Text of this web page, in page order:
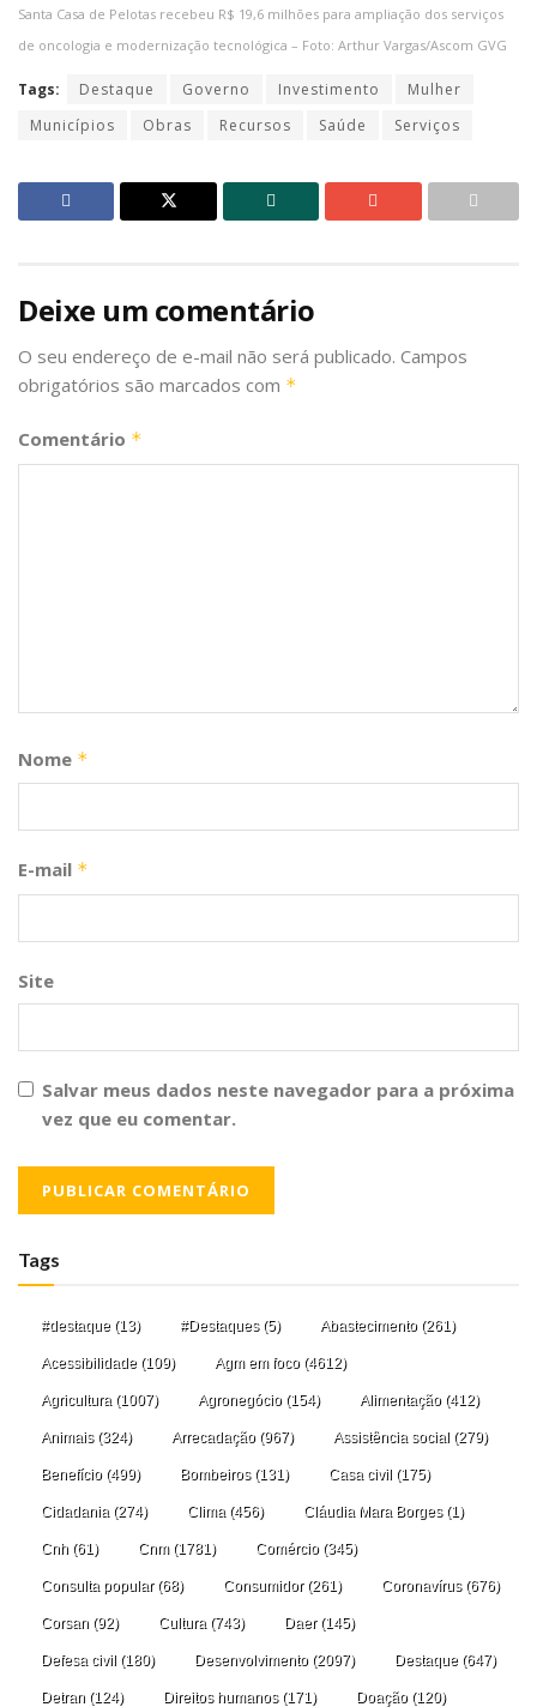
Santa Casa de Pelotas recebeu R$ 19,6 milhões para ampliação dos serviços
de oncologia e modernização tecnológica – Foto: Arthur Vargas/Ascom GVG
Tags: Destaque Governo Investimento
Mulher
Municípios
Obras Recursos Saúde Serviços
Deixe um comentário
O seu endereço de e-mail não será publicado. Campos
obrigatórios são marcados com *
Comentário *
Nome *
E-mail *
Site
Salvar meus dados neste navegador para a próxima
vez que eu comentar.
Tags
#destaque (13) #Destaques(5) Abastecimento(261)
Acessibilidade (109) Agm em foco(4612)
Agricultura (1007) Agronegócio(154) Alimentação(412)
Animais(324) Arrecadação(967) Assistência social (279)
Benefício(499) Bombeiros(131) Casa civil (175)
Cidadania (274) Clima (456) Cláudia Mara Borges(1)
Cnh (61) Cnm(1781) Comércio(345)
Consulta popular(68) Consumidor(261) Coronavírus(676)
Corsan (92) Cultura (743) Daer(145)
Defesa civil (180) Desenvolvimento(2097) Destaque (647)
Detran (124) Direitos humanos(171) Doação(120)